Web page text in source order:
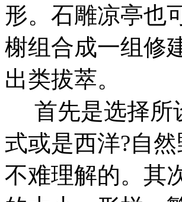
形。石雕凉亭也
榭组合成一组修
出类拔萃。
首先是选择所
式或是西洋?自
不难理解的。 其